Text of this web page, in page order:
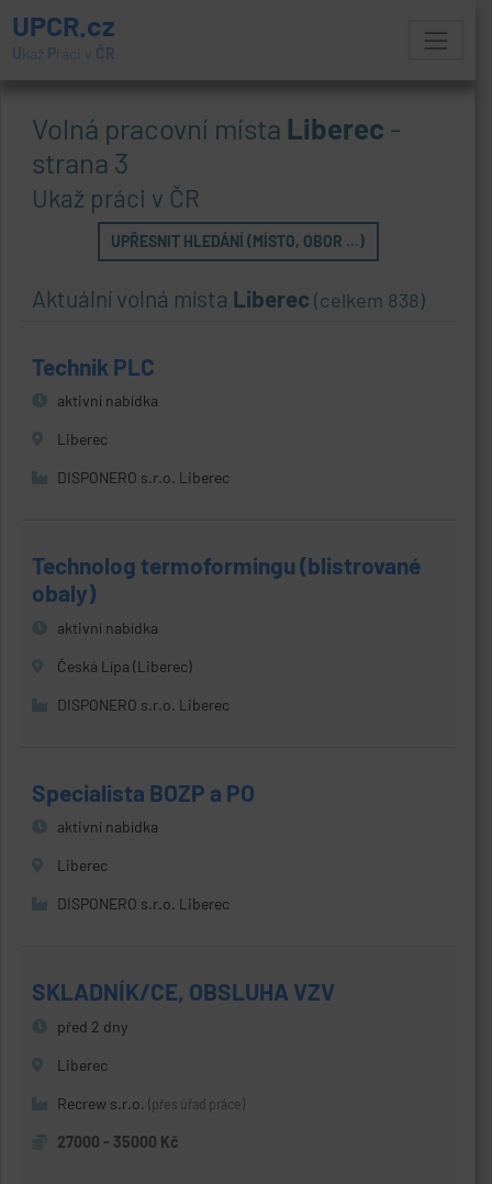
UPCR.cz
U kaž Práci v ČR
Volná pracovní místa Liberec -
strana 3
Ukaž práci v ČR
UPŘESNIT HLEDÁNÍ (MÍSTO, OBOR ...)
Aktuální volná místa Liberec (celkem 838)
Technik PLC
aktivní nabídka
Liberec
DISPONERO s.r.o. Liberec
Technolog termoformingu (blistrované
obaly)
aktivní nabídka
Česká Lípa (Liberec)
DISPONERO s.r.o. Liberec
Specialista BOZP a PO
aktivní nabídka
Liberec
DISPONERO s.r.o. Liberec
SKLADNÍK/CE, OBSLUHA VZV
před 2 dny
Liberec
Recrew s.r.o. (přes úřad práce)
27000 - 35000 Kč